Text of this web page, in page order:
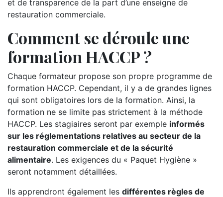
et de transparence de la part d’une enseigne de
restauration commerciale.
Comment se déroule une
formation HACCP ?
Chaque formateur propose son propre programme de
formation HACCP. Cependant, il y a de grandes lignes
qui sont obligatoires lors de la formation. Ainsi, la
formation ne se limite pas strictement à la méthode
HACCP. Les stagiaires seront par exemple informés
sur les réglementations relatives au secteur de la
restauration commerciale et de la sécurité
alimentaire. Les exigences du « Paquet Hygiène »
seront notamment détaillées.
Ils apprendront également les différentes règles de